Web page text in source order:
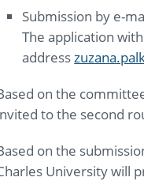
Submission by e-
The application
address
on the
to the second
on the
University will